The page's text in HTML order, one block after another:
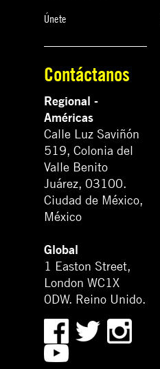
Únete
Contáctanos
Regional -
Américas
Calle Luz Saviñón
519, Colonia del
Valle Benito
Juárez, 03100.
Ciudad de México,
México
Global
1 Easton Street,
London WC1X
0DW. Reino Unido.